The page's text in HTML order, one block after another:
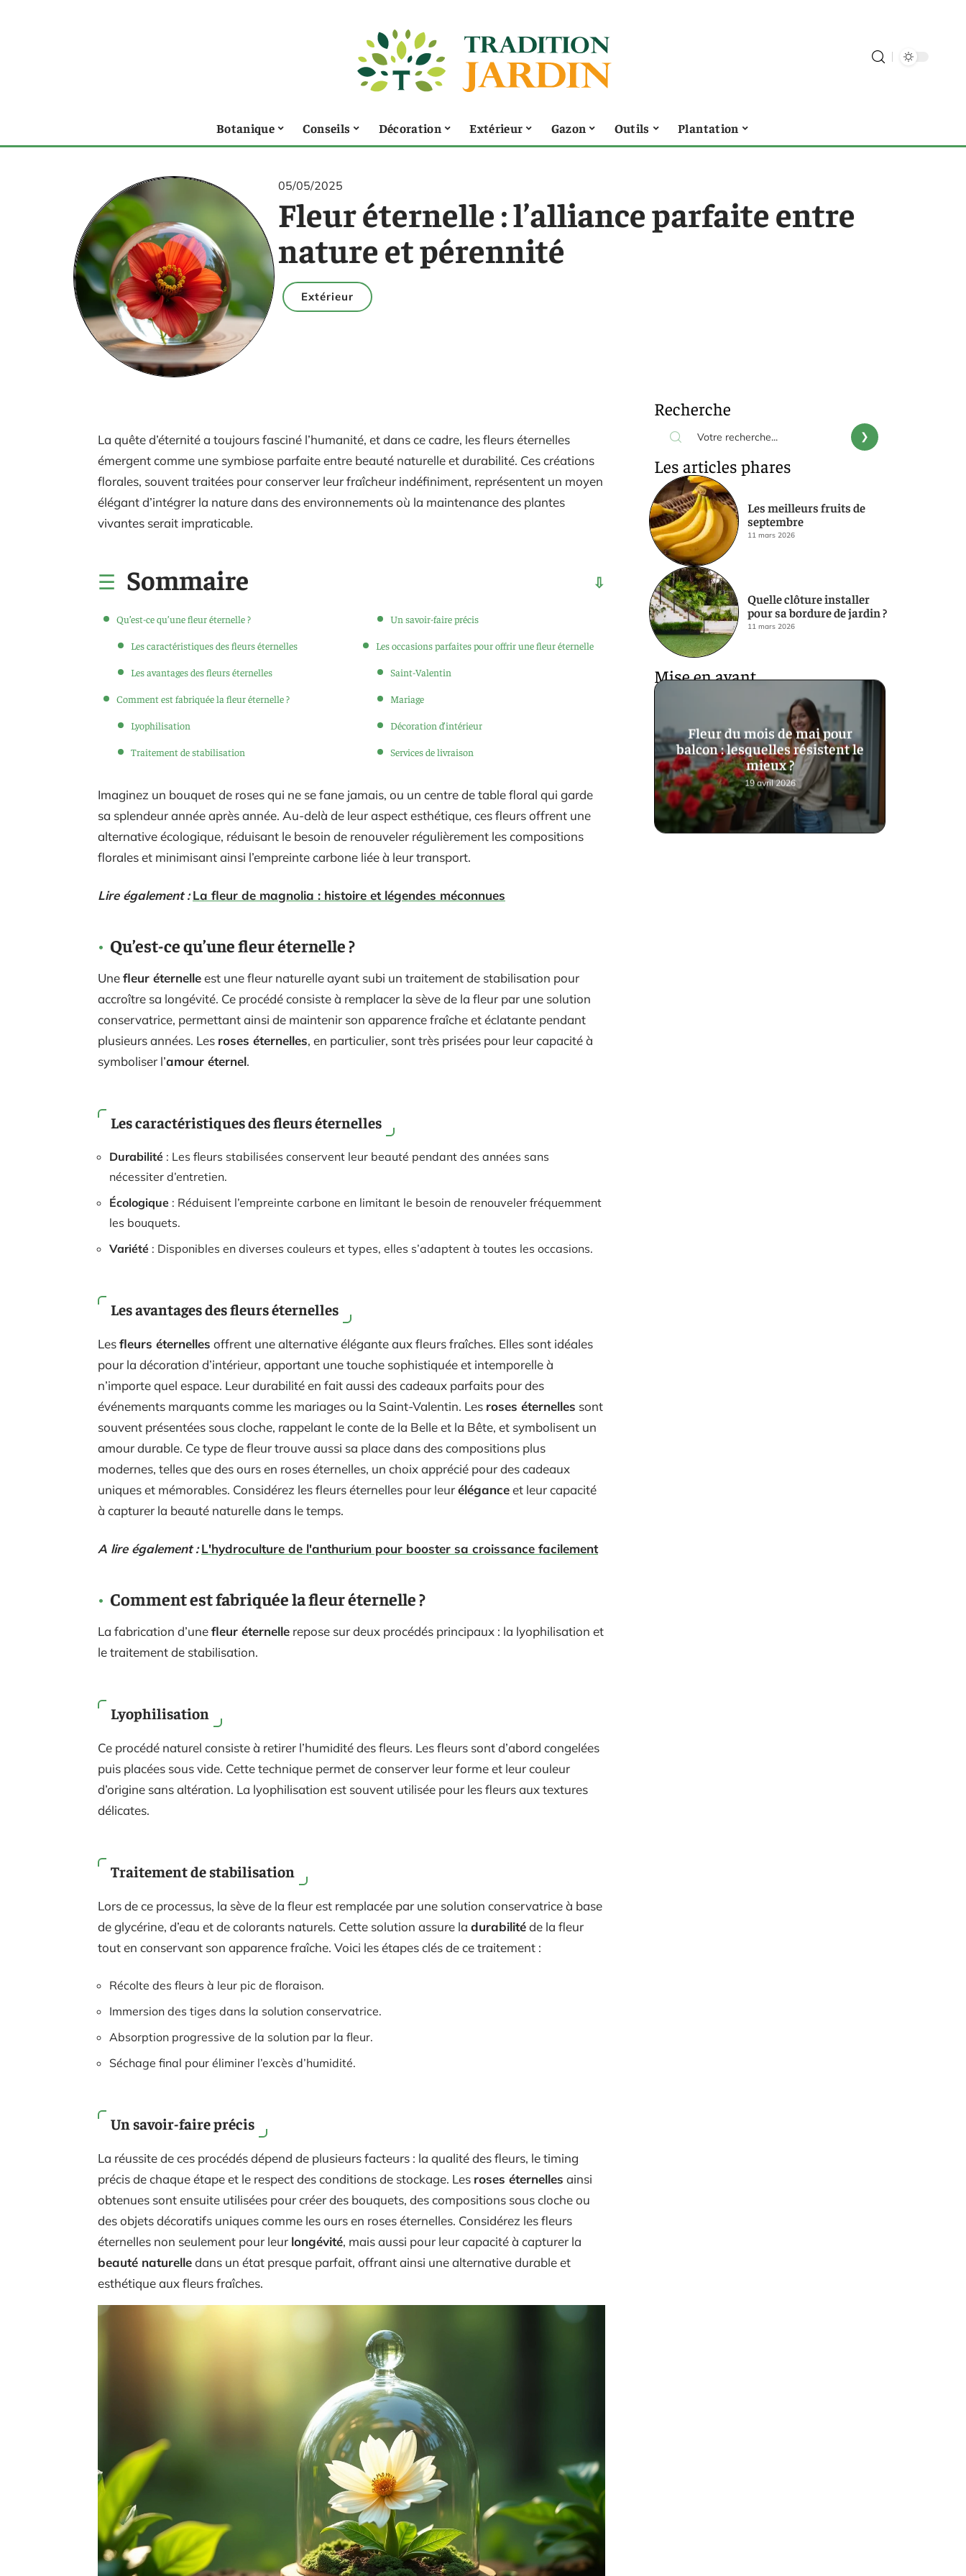
Botanique Conseils Décoration Extérieur Gazon Outils Plantation
05/05/2025
Fleur éternelle : l’alliance parfaite entre
nature et pérennité
Extérieur
La quête d’éternité a toujours fasciné l’humanité, et dans ce cadre, les fleurs éternelles
émergent comme une symbiose parfaite entre beauté naturelle et durabilité. Ces créations
florales, souvent traitées pour conserver leur fraîcheur indéfiniment, représentent un moyen
élégant d’intégrer la nature dans des environnements où la maintenance des plantes
vivantes serait impraticable.
Sommaire
Qu’est-ce qu’une fleur éternelle ?
Les caractéristiques des fleurs éternelles
Les avantages des fleurs éternelles
Comment est fabriquée la fleur éternelle ?
Lyophilisation
Traitement de stabilisation
Un savoir-faire précis
Les occasions parfaites pour offrir une fleur éternelle
Saint-Valentin
Mariage
Décoration d’intérieur
Services de livraison
Imaginez un bouquet de roses qui ne se fane jamais, ou un centre de table floral qui garde
sa splendeur année après année. Au-delà de leur aspect esthétique, ces fleurs offrent une
alternative écologique, réduisant le besoin de renouveler régulièrement les compositions
florales et minimisant ainsi l’empreinte carbone liée à leur transport.
Lire également : La fleur de magnolia : histoire et légendes méconnues
Qu’est-ce qu’une fleur éternelle ?
Unefleur éternelleest une fleur naturelle ayant subi un traitement de stabilisation pour
accroître sa longévité. Ce procédé consiste à remplacer la sève de la fleur par une solution
conservatrice, permettant ainsi de maintenir son apparence fraîche et éclatante pendant
plusieurs années. Les roses éternelles, en particulier, sont très prisées pour leur capacité à
symboliser l’amour éternel.
Les caractéristiques des fleurs éternelles
Durabilité : Les fleurs stabilisées conservent leur beauté pendant des années sans
nécessiter d’entretien.
Écologique : Réduisent l’empreinte carbone en limitant le besoin de renouveler fréquemment
les bouquets.
Variété : Disponibles en diverses couleurs et types, elles s’adaptent à toutes les occasions.
Les avantages des fleurs éternelles
Lesfleurs éternelles offrent une alternative élégante aux fleurs fraîches. Elles sont idéales
pour la décoration d’intérieur, apportant une touche sophistiquée et intemporelle à
n’importe quel espace. Leur durabilité en fait aussi des cadeaux parfaits pour des
événements marquants comme les mariages ou la Saint-Valentin. Les roses éternelles sont
souvent présentées sous cloche, rappelant le conte de la Belle et la Bête, et symbolisent un
amour durable. Ce type de fleur trouve aussi sa place dans des compositions plus
modernes, telles que des ours en roses éternelles, un choix apprécié pour des cadeaux
uniques et mémorables. Considérez les fleurs éternelles pour leuréléganceet leur capacité
à capturer la beauté naturelle dans le temps.
A lire également : L'hydroculture de l'anthurium pour booster sa croissance facilement
Comment est fabriquée la fleur éternelle ?
La fabrication d’unefleur éternelle repose sur deux procédés principaux : la lyophilisation et
le traitement de stabilisation.
Lyophilisation
Ce procédé naturel consiste à retirer l’humidité des fleurs. Les fleurs sont d’abord congelées
puis placées sous vide. Cette technique permet de conserver leur forme et leur couleur
d’origine sans altération. La lyophilisation est souvent utilisée pour les fleurs aux textures
délicates.
Traitement de stabilisation
Lors de ce processus, la sève de la fleur est remplacée par une solution conservatrice à base
de glycérine, d’eau et de colorants naturels. Cette solution assure la durabilitéde la fleur
tout en conservant son apparence fraîche. Voici les étapes clés de ce traitement :
Récolte des fleurs à leur pic de floraison.
Immersion des tiges dans la solution conservatrice.
Absorption progressive de la solution par la fleur.
Séchage final pour éliminer l’excès d’humidité.
Un savoir-faire précis
La réussite de ces procédés dépend de plusieurs facteurs : la qualité des fleurs, le timing
précis de chaque étape et le respect des conditions de stockage. Les roses éternelles ainsi
obtenues sont ensuite utilisées pour créer des bouquets, des compositions sous cloche ou
des objets décoratifs uniques comme les ours en roses éternelles. Considérez les fleurs
éternelles non seulement pour leur longévité, mais aussi pour leur capacité à capturer la
beauté naturelledans un état presque parfait, offrant ainsi une alternative durable et
esthétique aux fleurs fraîches.
Recherche
Les articles phares
Les meilleurs fruits de
septembre
11 mars 2026
Quelle clôture installer
pour sa bordure de jardin ?
11 mars 2026
Mise en avant
Fleur du mois de mai pour
balcon : lesquelles résistent le
mieux ?
19 avril 2026